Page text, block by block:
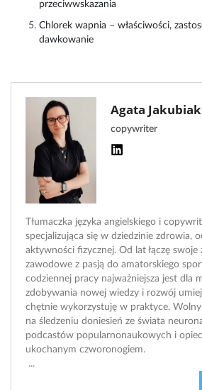
przeciwwskazania
Chlorek wapnia – właściwości,
dawkowanie
Agata Jakubiak
copywriter
Tłumaczka języka angielskiego i
specjalizująca się w dziedzinie zdrowia,
aktywności fizycznej. Od lat łączę swoje
zawodowe z pasją do amatorskiego
codziennej pracy najważniejsza jest dla
zdobywania nowej wiedzy i rozwój
chętnie wykorzystuję w praktyce. Wolny
na śledzeniu doniesień ze świata
podcastów popularnonaukowych i
ukochanym czworonogiem.
...